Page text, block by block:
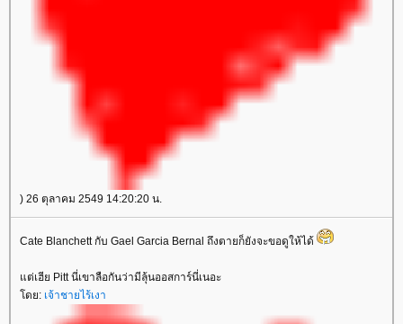
) 26 ตุลาคม 2549 14:20:20 น.
Cate Blanchett กับ Gael Garcia Bernal ถึงตายก็ยังจะขอดูให้ได้
ต่เฮีย Pitt นี่เขาลือกันว่ามีลุ้นออสการ์นี่เนอะ
ดย: เจ้าชายไร้เงา